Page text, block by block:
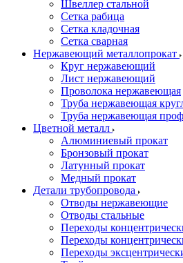
Швеллер стальной
Сетка рабица
Сетка кладочная
Сетка сварная
Нержавеющий металлопрокат
Круг нержавеющий
Лист нержавеющий
Проволока нержавеющая
Труба нержавеющая
Труба нержавеющая
Цветной металл
Алюминиевый прокат
Бронзовый прокат
Латунный прокат
Медный прокат
Детали трубопровода
Отводы нержавеющие
Отводы стальные
Переходы
Переходы
Переходы